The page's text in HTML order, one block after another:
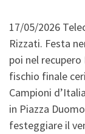
17/05/2026
Rizzati. Festa
poi nel
fischio finale
Campioni
in Piazza
festeggiare il